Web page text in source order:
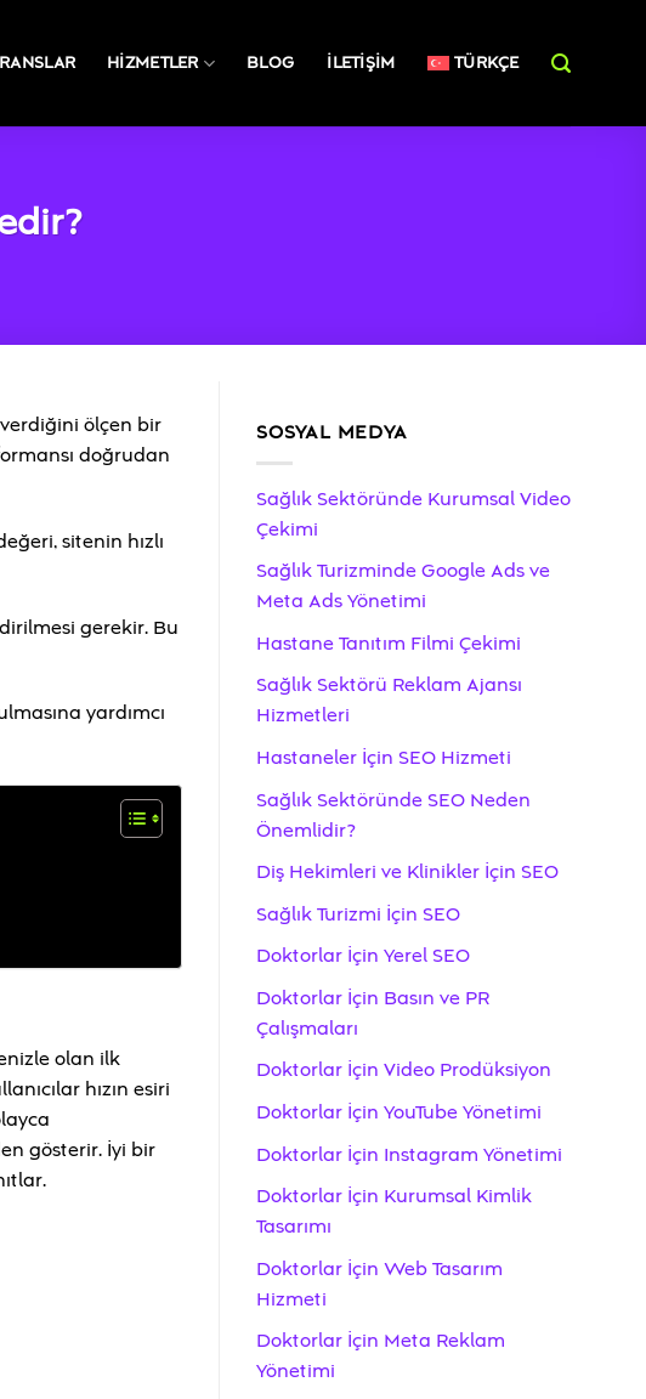
HIZMETLER BLOG İLETIŞIM TÜRKÇE
ölçen bir
doğrudan
sitenin hızlı
gerekir. Bu
yardımcı
olan ilk
hızın esiri
gösterir. İyi bir
SOSYAL MEDYA
Sağlık Sektöründe Kurumsal Video
Çekimi
Sağlık Turizminde Google Ads ve
Meta Ads Yönetimi
Hastane Tanıtım Filmi Çekimi
Sağlık Sektörü Reklam Ajansı
Hizmetleri
Hastaneler İçin SEO Hizmeti
Sağlık Sektöründe SEO Neden
Önemlidir?
Diş Hekimleri ve Klinikler İçin SEO
Sağlık Turizmi İçin SEO
Doktorlar İçin Yerel SEO
Doktorlar İçin Basın ve PR
Çalışmaları
Doktorlar İçin Video Prodüksiyon
Doktorlar İçin YouTube Yönetimi
Doktorlar İçin Instagram Yönetimi
Doktorlar İçin Kurumsal Kimlik
Tasarımı
Doktorlar İçin Web Tasarım
Hizmeti
Doktorlar İçin Meta Reklam
Yönetimi